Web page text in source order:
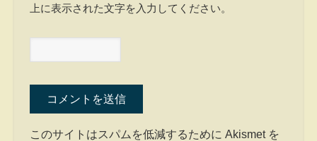
上に表示された文字を入力してください。
このサイトはスパムを低減するために Akismet を